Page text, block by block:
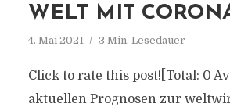
WELT MIT
4. Mai 2021 3 Min. Lesedauer
Click to rate this post![Total: 0
aktuellen Prognosen zur